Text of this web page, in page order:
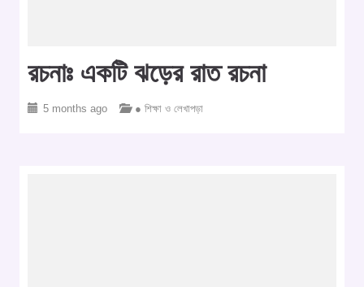
রচনাঃ একটি ঝড়ের রাত রচনা
5 months ago ● শিক্ষা ও লেখাপড়া